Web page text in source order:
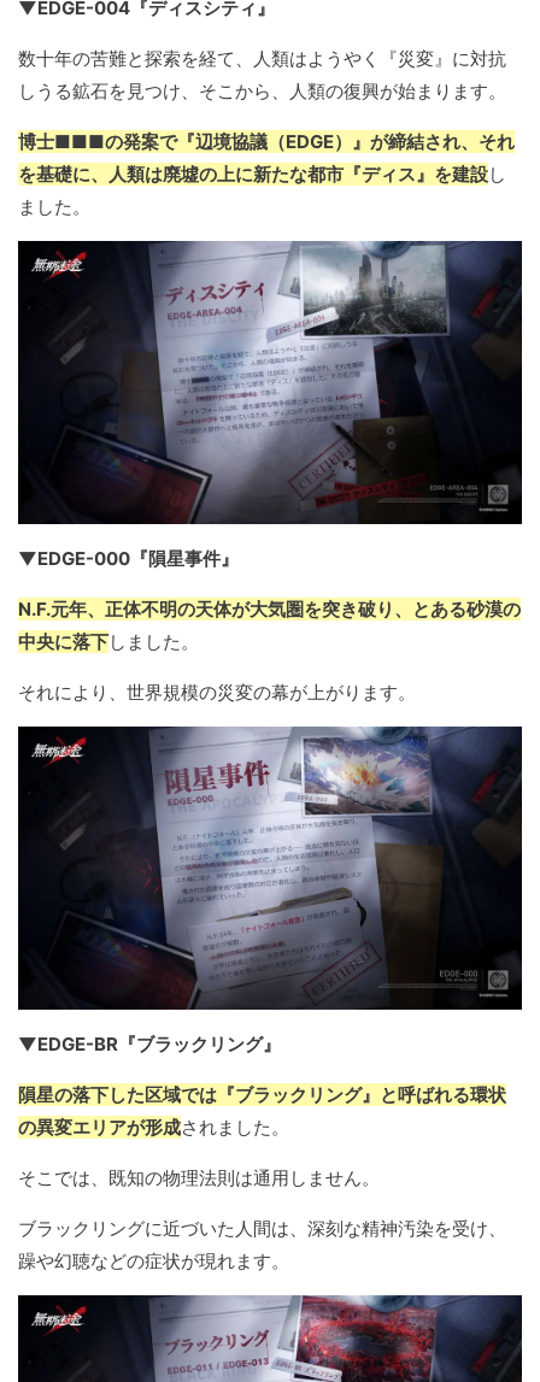
▼EDGE-004『ディスシティ』
数十年の苦難と探索を経て、人類はようやく『災変』に対抗
しうる鉱石を見つけ、そこから、人類の復興が始まります。
博士■■■の発案で『辺境協議（EDGE）』が締結され、それ
を基礎に、人類は廃墟の上に新たな都市『ディス』を建設し
ました。
▼EDGE-000『隕星事件』
N.F.元年、正体不明の天体が大気圏を突き破り、とある砂漠の
中央に落下しました。
それにより、世界規模の災変の幕が上がります。
▼EDGE-BR『ブラックリング』
隕星の落下した区域では『ブラックリング』と呼ばれる環状
の異変エリアが形成されました。
そこでは、既知の物理法則は通用しません。
ブラックリングに近づいた人間は、深刻な精神汚染を受け、
躁や幻聴などの症状が現れます。